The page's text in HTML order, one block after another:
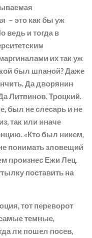
– это как бы уж
ведь и тогда в
их так уж
был шпаной? Даже
Да дворянин
Литвинов. Троцкий.
был не слесарь и не
так или иначе
«Кто был никем,
понимать зловещий
произнес Ежи Лец.
поставить на
тот переворот
темные,
ли пошел посев,